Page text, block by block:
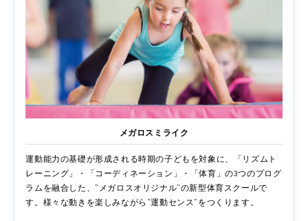
メガロスミライク
運動能力の基礎が形成される時期の子どもを対象に、「リズムト
レーニング」・「コーディネーション」・「体育」の3つのプログ
ラムを融合した、”メガロスオリジナル”の新型体育スクールで
す。様々な動きを楽しみながら“運動センス”をつくります。